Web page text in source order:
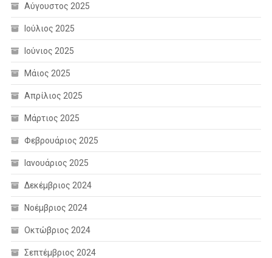
Αύγουστος 2025
Ιούλιος 2025
Ιούνιος 2025
Μάιος 2025
Απρίλιος 2025
Μάρτιος 2025
Φεβρουάριος 2025
Ιανουάριος 2025
Δεκέμβριος 2024
Νοέμβριος 2024
Οκτώβριος 2024
Σεπτέμβριος 2024